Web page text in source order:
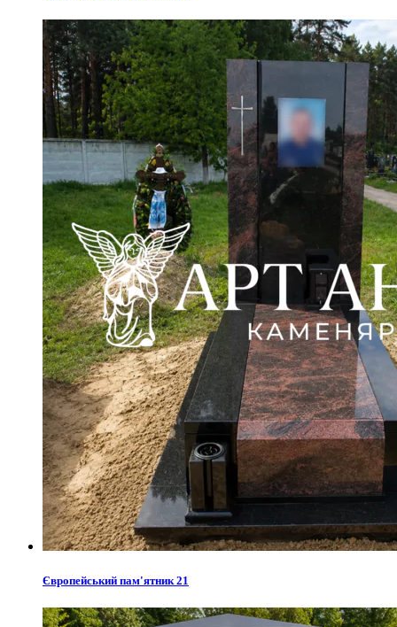
Європейський пам'ятник 21